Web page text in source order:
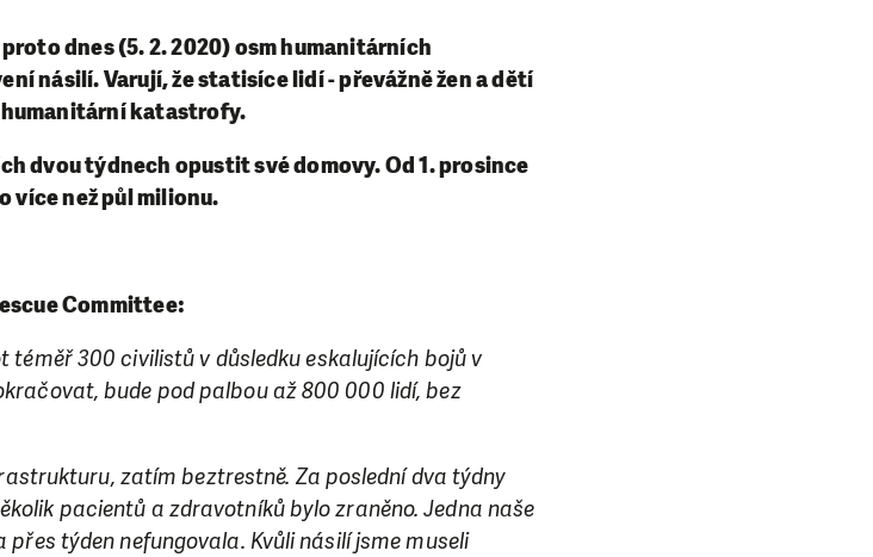
dnes (5. 2. 2020) osm humanitárních
násilí. Varují, že statisíce lidí - převážně žen a dětí
katastrofy.
dvou týdnech opustit své domovy. Od 1. prosince
více než půl milionu.
Committee:
téměř 300 civilistů v důsledku eskalujících bojů v
bude pod palbou až 800 000 lidí, bez
zatím beztrestně. Za poslední dva týdny
pacientů a zdravotníků bylo zraněno. Jedna naše
týden nefungovala. Kvůli násilí jsme museli